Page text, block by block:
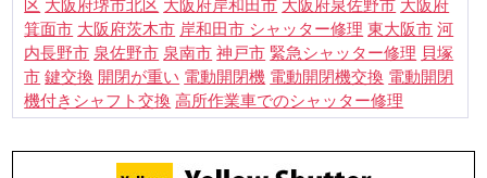
区 大阪府堺市北区 大阪府岸和田市 大阪府泉佐野市 大阪府
箕面市 大阪府茨木市 岸和田市 シャッター修理 東大阪市 河
内長野市 泉佐野市 泉南市 神戸市 緊急シャッター修理 貝塚
市 鍵交換 開閉が重い 電動開閉機 電動開閉機交換 電動開閉
機付きシャフト交換 高所作業車でのシャッター修理